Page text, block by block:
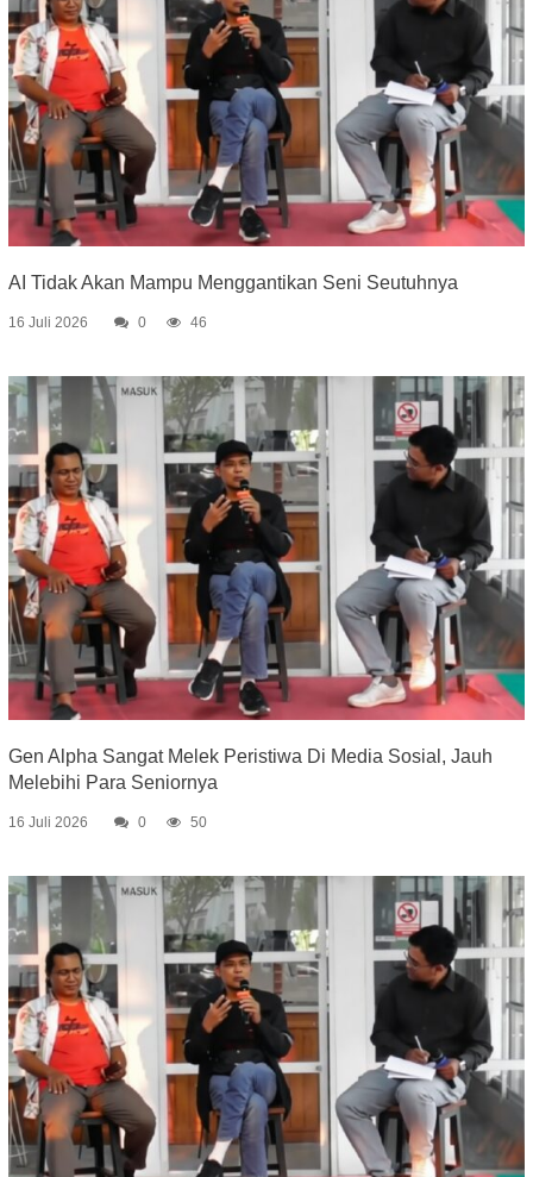
AI Tidak Akan Mampu Menggantikan Seni Seutuhnya
16 Juli 2026 0 46
Gen Alpha Sangat Melek Peristiwa Di Media Sosial, Jauh
Melebihi Para Seniornya
16 Juli 2026 0 50